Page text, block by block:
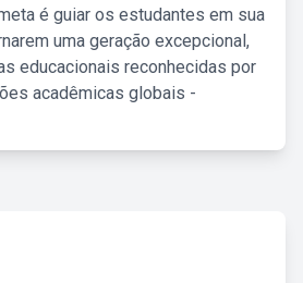
é guiar os estudantes em sua
uma geração excepcional,
educacionais reconhecidas por
acadêmicas globais -